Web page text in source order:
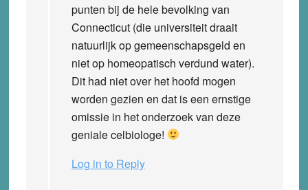
punten bij de hele bevolking van
Connecticut (die universiteit draait
natuurlijk op gemeenschapsgeld en
niet op homeopatisch verdund water).
Dit had niet over het hoofd mogen
worden gezien en dat is een ernstige
omissie in het onderzoek van deze
geniale celbiologe!
Log in to Reply